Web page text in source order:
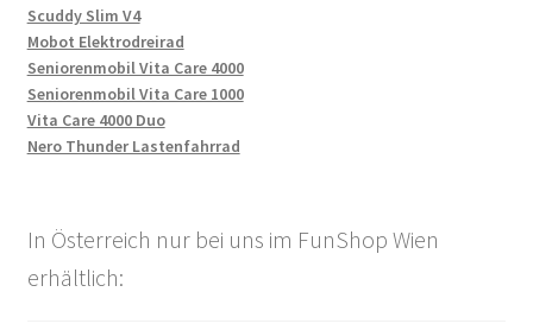
Scuddy Slim V4
Mobot Elektrodreirad
Seniorenmobil Vita Care 4000
Seniorenmobil Vita Care 1000
Vita Care 4000 Duo
Nero Thunder Lastenfahrrad
In Österreich nur bei uns im FunShop Wien
erhältlich: